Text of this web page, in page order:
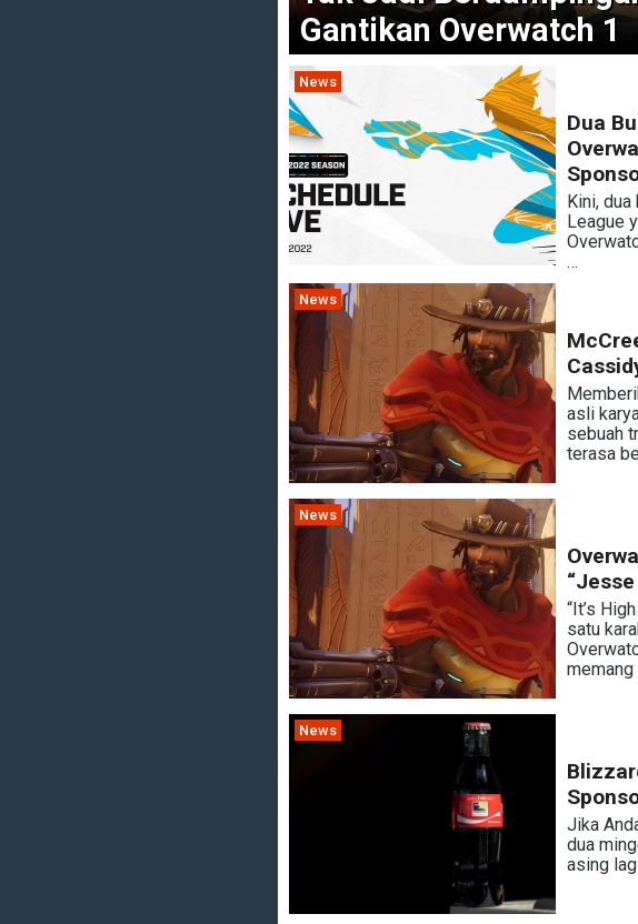
Gantikan Overwatch 1
News
Dua
Kini,
League
…
News
asli
sebuah
terasa
News
“It’s
satu
memang
News
Jika
dua
asing